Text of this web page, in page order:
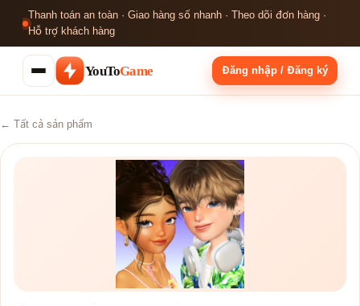
Thanh toán an toàn · Giao hàng số nhanh · Theo dõi đơn hàng ·
Hỗ trợ khách hàng
YouToGame Đăng nhập / Đăng ký
← Tất cả sản phẩm